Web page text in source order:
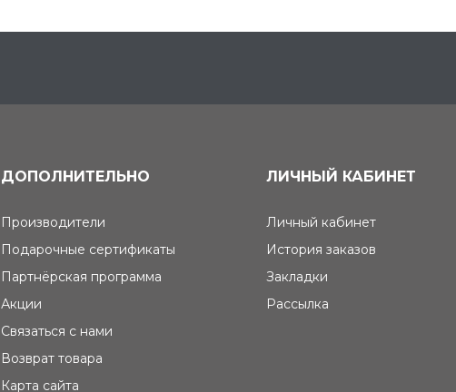
ДОПОЛНИТЕЛЬНО
Производители
Подарочные сертификаты
Партнёрская программа
Акции
Связаться с нами
Возврат товара
Карта сайта
ЛИЧНЫЙ КАБИНЕТ
Личный кабинет
История заказов
Закладки
Рассылка